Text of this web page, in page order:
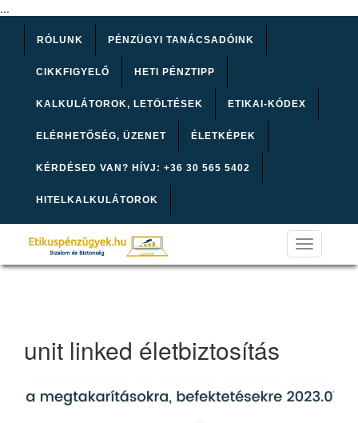
...
RÓLUNK PÉNZÜGYI TANÁCSADÓINK
CIKKFIGYELŐ HETI PÉNZTIPP
KALKULÁTOROK, LETÖLTÉSEK ETIKAI-KÓDEX
ELÉRHETŐSÉG, ÜZENET ÉLETKÉPEK
KÉRDÉSED VAN? HÍVJ: +36 30 565 5402
HITELKALKULÁTOROK
Toggle
navigation
unit linked életbiztosítás